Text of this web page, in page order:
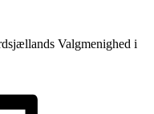
Valgmenighed i